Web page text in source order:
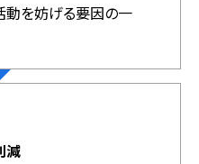
動を妨げる要因の一
減